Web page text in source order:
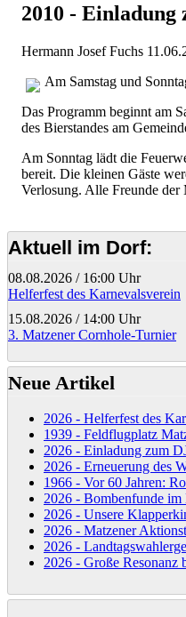
2010 - Einladung
Hermann Josef Fuchs
Am Samstag und
Das Programm beginnt am
des Bierstandes am
Am Sonntag lädt die
bereit. Die kleinen Gäste
Verlosung. Alle Freunde der
Aktuell im Dorf:
08.08.2026 / 16:00 Uhr
Helferfest des Karnevalsverein
15.08.2026 / 14:00 Uhr
3. Matzener Cornhole-Turnier
Neue Artikel
2026 - Helferfest des
1939 - Feldflugplatz
2026 - Einladung zum
2026 - Erneuerung des
1966 - Vor 60 Jahren:
2026 - Bombenfunde
2026 - Unsere
2026 - Matzener
2026 -
2026 - Große